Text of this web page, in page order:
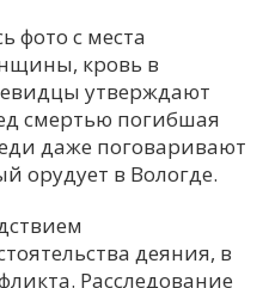
Ч
Я
фото с места
кровь в
утверждают
смертью погибшая
даже поговаривают
орудует в Вологде.
деяния, в
Расследование